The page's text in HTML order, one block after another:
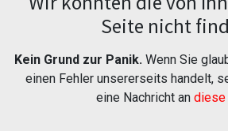
Seite nicht
Kein Grund zur Panik. Wenn Sie
einen Fehler unsererseits handelt,
eine Nachricht an diese